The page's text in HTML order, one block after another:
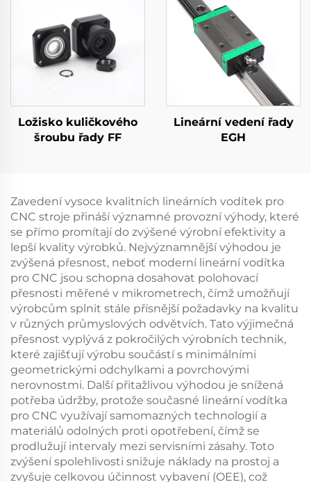
Ložisko kuličkového
šroubu řady FF
Lineární vedení řady
EGH
Zavedení vysoce kvalitních lineárních vodítek pro
CNC stroje přináší významné provozní výhody, které
se přímo promítají do zvýšené výrobní efektivity a
lepší kvality výrobků. Nejvýznamnější výhodou je
zvýšená přesnost, neboť moderní lineární vodítka
pro CNC jsou schopna dosahovat polohovací
přesnosti měřené v mikrometrech, čímž umožňují
výrobcům splnit stále přísnější požadavky na kvalitu
v různých průmyslových odvětvích. Tato výjimečná
přesnost vyplývá z pokročilých výrobních technik,
které zajišťují výrobu součástí s minimálními
geometrickými odchylkami a povrchovými
nerovnostmi. Další přitažlivou výhodou je snížená
potřeba údržby, protože současné lineární vodítka
pro CNC využívají samomazných technologií a
materiálů odolných proti opotřebení, čímž se
prodlužují intervaly mezi servisními zásahy. Toto
zvýšení spolehlivosti snižuje náklady na prostoj a
zvyšuje celkovou účinnost vybavení (OEE), což